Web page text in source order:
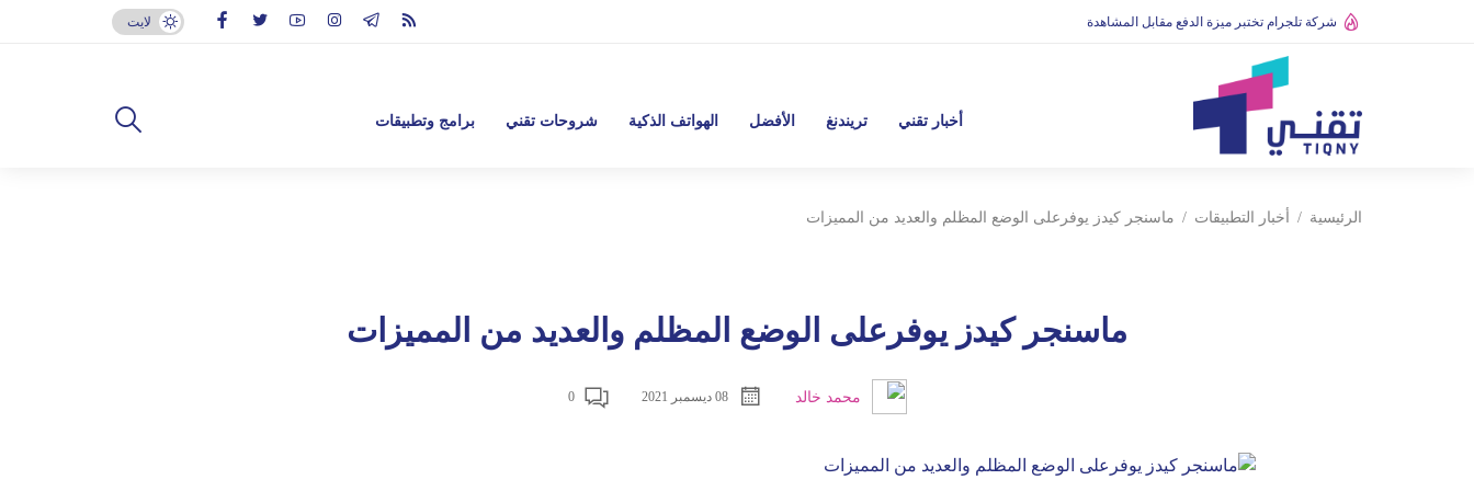
شركة تلجرام تختبر ميزة الدفع مقابل المشاهدة لايت
أخبار تقني تريندنغ الأفضل الهواتف الذكية شروحات تقني برامج وتطبيقات
الرئيسية أخبار التطبيقات ماسنجر كيدز يوفرعلى الوضع المظلم والعديد من المميزات
ماسنجر كيدز يوفرعلى الوضع المظلم والعديد من المميزات
محمد خالد 08 ديسمبر 2021 0